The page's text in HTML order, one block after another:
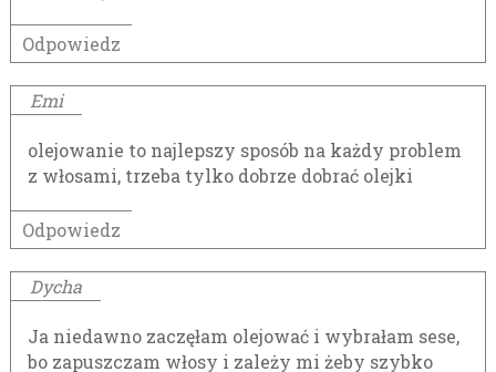
Odpowiedz
Emi
olejowanie to najlepszy sposób na każdy problem
z włosami, trzeba tylko dobrze dobrać olejki
Odpowiedz
Dycha
Ja niedawno zaczęłam olejować i wybrałam sese,
bo zapuszczam włosy i zależy mi żeby szybko